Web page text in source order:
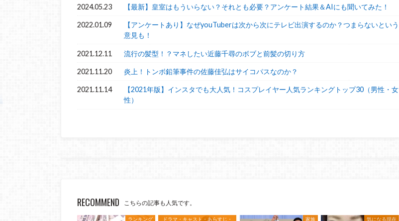
2024.05.23 【最新】皇室はもういらない？それとも必要？アンケート結果＆AIにも聞いてみた！
2022.01.09
【アンケートあり】なぜyouTuberは次から次にテレビ出演するのか？つまらないという
意見も！
2021.12.11 流行の髪型！？マネしたい近藤千尋のボブと前髪の切り方
2021.11.20 炎上！トンボ鉛筆事件の佐藤佳弘はサイコパスなのか？
2021.11.14
【2021年版】インスタでも大人気！コスプレイヤー人気ランキングトップ30（男性・女
性）
RECOMMEND こちらの記事も人気です。
ランキング
ドラマ・キャスト・あらすじ・
家族 気になる現在